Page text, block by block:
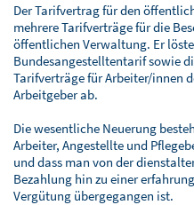
Der Tarifvertrag für den
mehrere Tarifverträge für die
öffentlichen Verwaltung. Er
Bundesangestelltentarif sowie
Tarifverträge für Arbeiter/innen
Arbeitgeber ab.
Die wesentliche Neuerung
Arbeiter, Angestellte und
und dass man von der
Bezahlung hin zu einer
Vergütung übergegangen ist.
GROSSUNTERNEHMEN
ÖFFENTLICHER DIENST /
STEUERBERATER &
BAULOHNABRECHNUNG
STEUERBERATER
FRISTENRECHNER
PKW-SACHBEZUG
ONLINEKURS
BLOG
WARUM LOHNEXPERTE.DE?
AGB & TARIFE
JOBS